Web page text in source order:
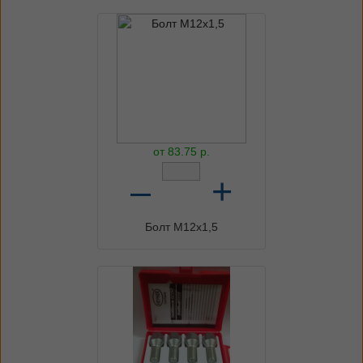
от 83.75 р.
– +
Болт М12х1,5